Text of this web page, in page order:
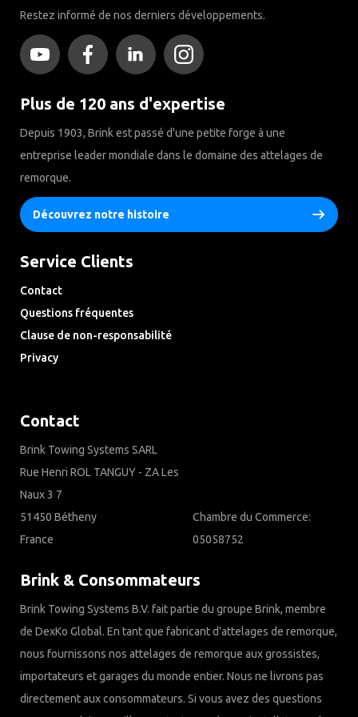
Restez informé de nos derniers développements.
Plus de 120 ans d'expertise
Depuis 1903, Brink est passé d'une petite forge à une
entreprise leader mondiale dans le domaine des attelages de
remorque.
Découvrez notre histoire
Service Clients
Contact
Questions fréquentes
Clause de non-responsabilité
Privacy
Contact
Brink Towing Systems SARL
Rue Henri ROL TANGUY - ZA Les
Naux 3 7
51450 Bétheny
France
Chambre du Commerce:
05058752
Brink & Consommateurs
Brink Towing Systems B.V. fait partie du groupe Brink, membre
de DexKo Global. En tant que fabricant d'attelages de remorque,
nous fournissons nos attelages de remorque aux grossistes,
importateurs et garages du monde entier. Nous ne livrons pas
directement aux consommateurs. Si vous avez des questions